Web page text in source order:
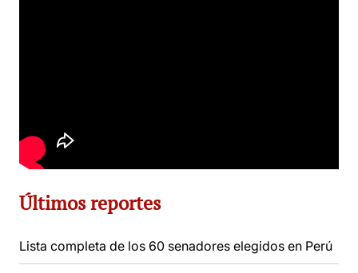
Últimos reportes
Lista completa de los 60 senadores elegidos en Perú